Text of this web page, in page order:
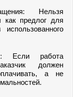
Нельзя
как предлог для
Если работа
должен
а не